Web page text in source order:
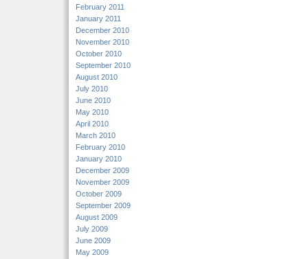
February 2011
January 2011
December 2010
November 2010
October 2010
September 2010
August 2010
July 2010
June 2010
May 2010
April 2010
March 2010
February 2010
January 2010
December 2009
November 2009
October 2009
September 2009
August 2009
July 2009
June 2009
May 2009